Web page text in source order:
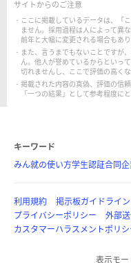
サイトからのご注意
ここに掲載しているデータは、「
ません。採用過程は人によって異
前年と大幅に変更される場合もあり
また、言うまでもないことですが
ん。他人が誉めているからといっ
切れませんし、ここで評価の高く
掲載された内容の真偽、評価の信
「一つの結果」として参考程度に
キーワード
みん就の使い方学生認証合同
利用規約 掲示板ガイドライン
プライバシーポリシー
外部
カスタマーハラスメントポリ
表示モー